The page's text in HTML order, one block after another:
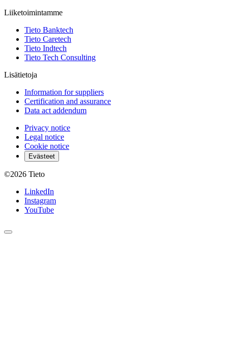
Liiketoimintamme
Tieto Banktech
Tieto Caretech
Tieto Indtech
Tieto Tech Consulting
Lisätietoja
Information for suppliers
Certification and assurance
Data act addendum
Privacy notice
Legal notice
Cookie notice
Evästeet
©2026 Tieto
LinkedIn
Instagram
YouTube